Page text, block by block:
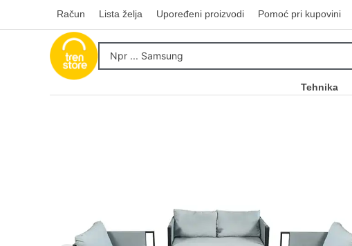
Račun Lista želja Upoređeni proizvodi Pomoć pri kupovini
Tehnika